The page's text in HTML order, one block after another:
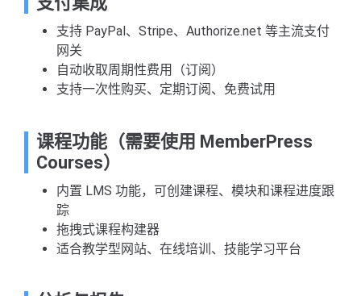
支持 PayPal、Stripe、Authorize.net 等主流支付
网关
自动收取周期性费用（订阅）
支持一次性购买、定期订阅、免费试用
课程功能（需要使用 MemberPress
Courses）
内置 LMS 功能，可创建课程、模块和课程进度跟
踪
拖拽式课程构建器
适合教学型网站、在线培训、技能学习平台